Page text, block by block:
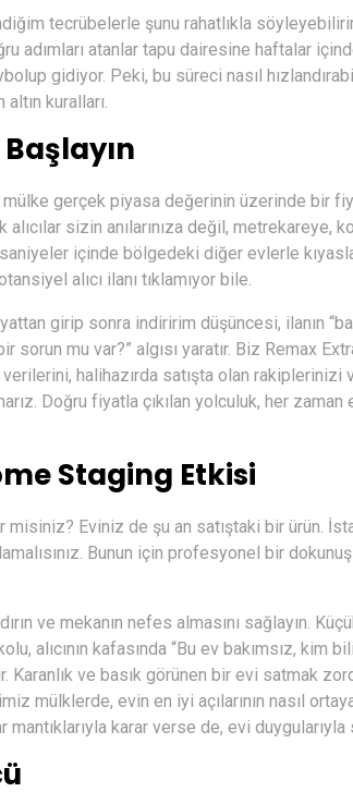
tecrübelerle şunu rahatlıkla
adımları atanlar tapu dairesine haftalar
gidiyor. Peki, bu süreci nasıl
kuralları.
mülke gerçek piyasa değerinin üzerinde bir
sizin anılarınıza değil, metrekareye,
içinde bölgedeki diğer evlerle
alıcı ilanı tıklamıyor bile.
girip sonra indiririm düşüncesi, ilanın
sorun mu var?” algısı yaratır. Biz Remax
halihazırda satışta olan rakiplerinizi
Doğru fiyatla çıkılan yolculuk, her zaman
Staging Etkisi
Eviniz de şu an satıştaki bir ürün.
Bunun için profesyonel bir
ve mekanın nefes almasını sağlayın.
alıcının kafasında “Bu ev bakımsız, kim
Karanlık ve basık görünen bir evi satmak
mülklerde, evin en iyi açılarının nasıl ortaya
karar verse de, evi duygularıyla